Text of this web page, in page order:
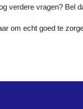
verdere vragen? Bel
om echt goed te